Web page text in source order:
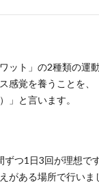
ット」の2種類の運
感覚を養うことを、
」と言います。
つ1日3回が理想で
がある場所で行いま